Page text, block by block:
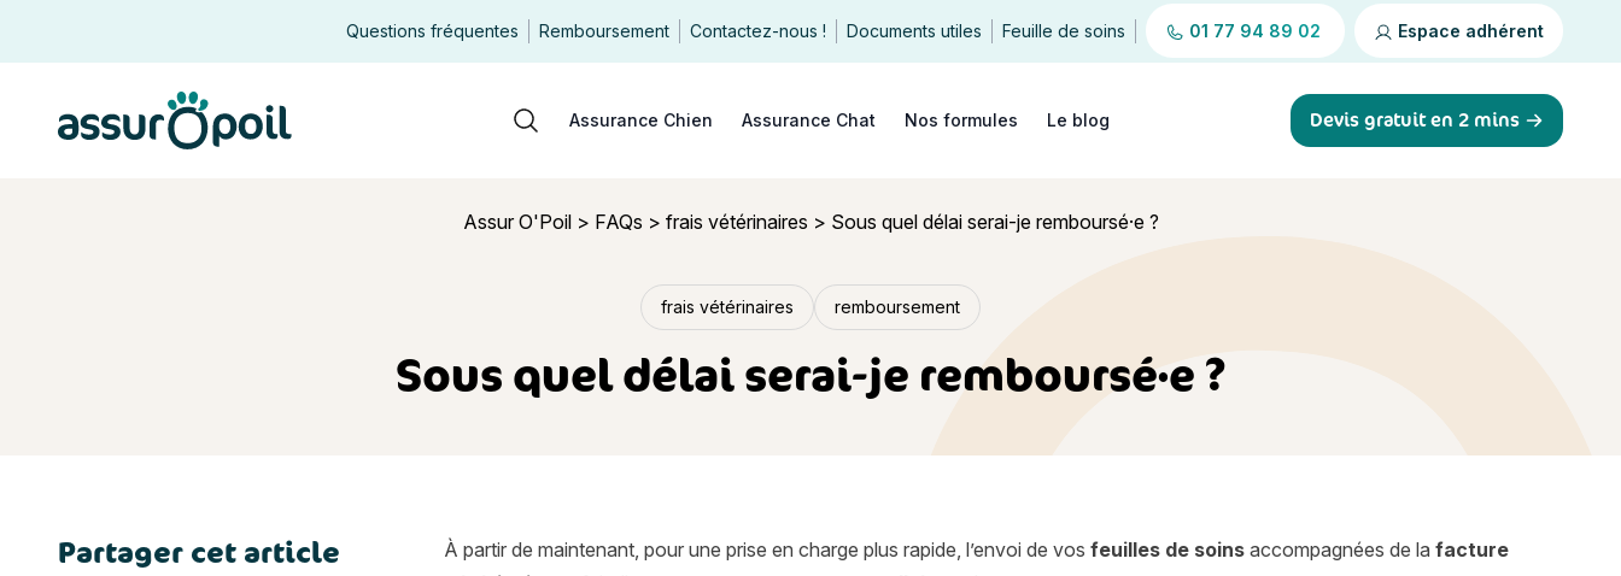
Questions fréquentes Remboursement Contactez-nous ! Documents utiles Feuille de soins 01 77 94 89 02 Espace adhérent
Rechercher
Assurance Chien Assurance Chat Nos formules Le blog Devis gratuit en 2 mins
Assur O'Poil> FAQs > frais vétérinaires > Sous quel délai serai-je remboursé·e ?
frais vétérinaires remboursement
Sous quel délai serai-je remboursé·e ?
Sous quel délai serai-je remboursé·e ?
À partir de maintenant, pour une prise en charge plus rapide, l’envoi de vos feuilles de soins accompagnées de la facture
Partager cet article